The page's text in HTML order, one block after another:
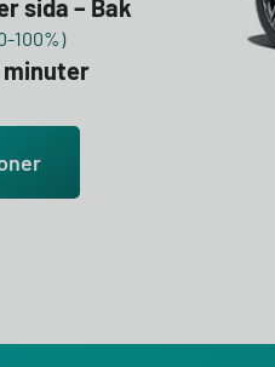
sida – Bak
100%)
minuter